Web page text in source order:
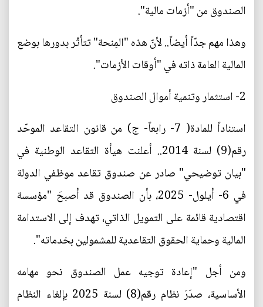
الصندوق من "أزمات مالية".
وهذا مهم جدّاً أيضاً.. لأنّ هذه "المِنحة" تتأثّر بدورها بوضع
المالية العامة ذاته في "أوقات الأزمات".
2- استثمار وتنمية أموال الصندوق
استناداً للمادة( 7- رابعاً- ج) من قانون التقاعد الموحّد
رقم(9) لسنة 2014.. أعلنت هيأة التقاعد الوطنية في
"بيان توضيحي" صادر عن صندوق تقاعد موظفي الدولة
في 6- أيلول- 2025، بأن الصندوق قد أصبحَ "مؤسسة
اقتصادية قائمة على التمويل الذاتي، تهدف إلى الاستدامة
المالية وحماية الحقوق التقاعدية للمشمولين بخدماته".
ومن أجل "إعادة توجيه عمل الصندوق نحو مهامه
الأساسية، صدَرَ نظام رقم(8) لسنة 2025 بإلغاء النظام